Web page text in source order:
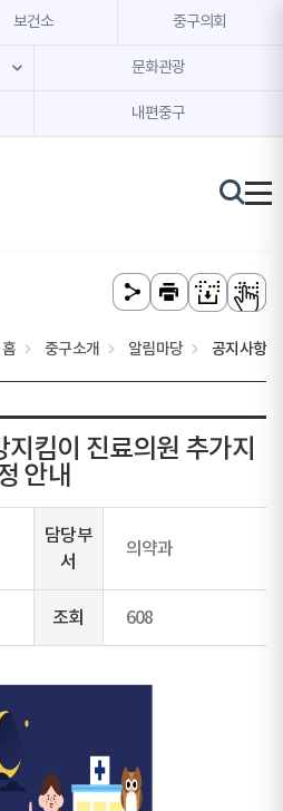
내용 바로가기
뉴 바로가기
보건소 중구의회
문화관광
내편중구
홈 중구소개 알림마당 공지사항
킴이 진료의원 추가지
안내
담당부
서
의약과
조회 608